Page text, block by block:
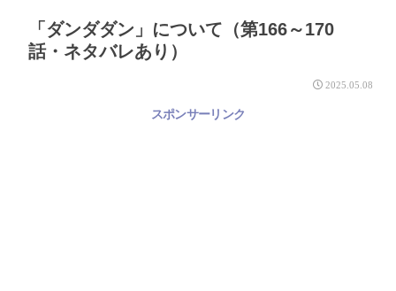
「ダンダダン」について（第166～170
話・ネタバレあり）
2025.05.08
スポンサーリンク